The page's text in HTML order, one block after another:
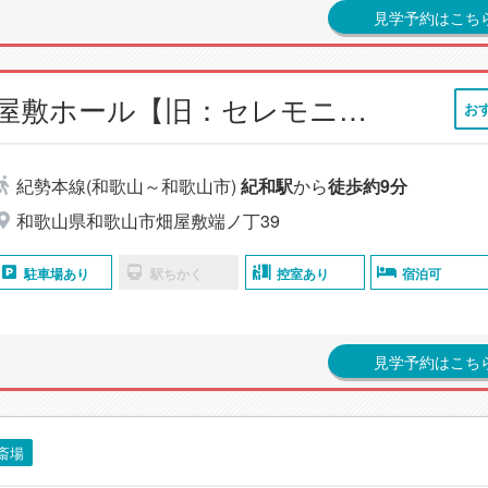
見学予約はこち
小さなお葬式 畑屋敷ホール【旧：セレモニーハウス 畑屋敷】 お
紀勢本線(和歌山～和歌山市) 紀和駅から徒歩約9分
和歌山県和歌山市畑屋敷端ノ丁39
駐車場あり 駅ちかく 控室あり 宿泊可
見学予約はこち
場